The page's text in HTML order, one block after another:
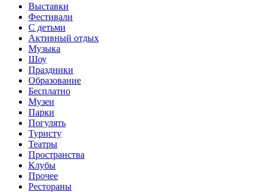
Выставки
Фестивали
С детьми
Активный отдых
Музыка
Шоу
Праздники
Образование
Бесплатно
Музеи
Парки
Погулять
Туристу
Театры
Пространства
Клубы
Прочее
Рестораны